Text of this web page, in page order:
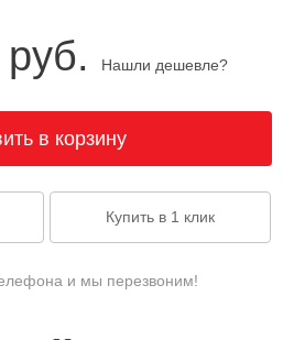
Нашли дешевле?
и мы перезвоним!